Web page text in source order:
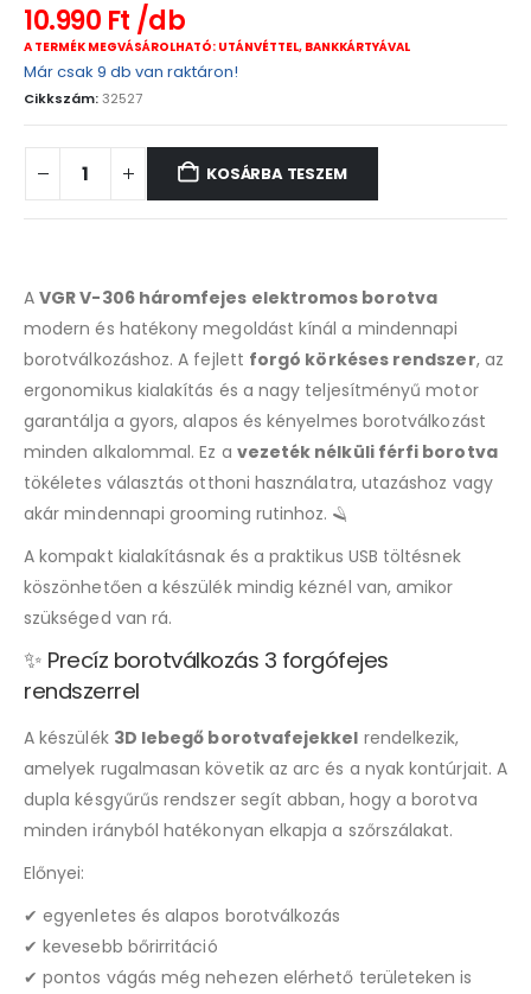
10.990 Ft
A TERMÉK MEGVÁSÁROLHATÓ: UTÁNVÉTTEL, BANKKÁRTYÁVAL
Már csak 9 db van raktáron!
Cikkszám:32527
KOSÁRBA TESZEM
AVGR V-306 háromfejes elektromos borotva
modern és hatékony megoldást kínál a mindennapi
borotválkozáshoz. A fejlett forgó körkéses rendszer, az
ergonomikus kialakítás és a nagy teljesítményű motor
garantálja a gyors, alapos és kényelmes borotválkozást
minden alkalommal. Ez a vezeték nélküli férfi borotva
tökéletes választás otthoni használatra, utazáshoz vagy
akár mindennapi grooming rutinhoz. 🪒
A kompakt kialakításnak és a praktikus USB töltésnek
köszönhetően a készülék mindig kéznél van, amikor
szükséged van rá.
✨ Precíz borotválkozás 3 forgófejes
rendszerrel
A készülék 3D lebegő borotvafejekkel rendelkezik,
amelyek rugalmasan követik az arc és a nyak kontúrjait. A
dupla késgyűrűs rendszer segít abban, hogy a borotva
minden irányból hatékonyan elkapja a szőrszálakat.
Előnyei:
✔ egyenletes és alapos borotválkozás
✔ kevesebb bőrirritáció
✔ pontos vágás még nehezen elérhető területeken is